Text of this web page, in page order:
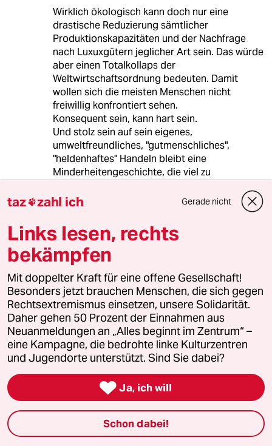
Wirklich ökologisch kann doch nur eine
drastische Reduzierung sämtlicher
Produktionskapazitäten und der Nachfrage
nach Luxuxgütern jeglicher Art sein. Das würde
aber einen Totalkollaps der
Weltwirtschaftsordnung bedeuten. Damit
wollen sich die meisten Menschen nicht
freiwillig konfrontiert sehen.
Konsequent sein, kann hart sein.
Und stolz sein auf sein eigenes,
umweltfreundliches, "gutmenschliches",
"heldenhaftes" Handeln bleibt eine
Minderheitengeschichte, die viel zu
das nur mit, wenn es sonst zu teuer oder zu
Wir würden doch in Deutschland bei einer
demokratischen Abstimmung keine Mehrheit
bekommen, wenn es darum ginge, vollständig
auf`s Auto zu verzichten, auch wenn dann alle
Fahrten mit öffentlichen Verkehrsmitteln
kostenlos wären...
P Philip
20.02.2009,22:18 Uhr
die abwrackprämie als konjunkturprogramm is
ja auch in so fern n schuß in den ofen, als dass
jetzt jede menge kleinwagen gekauft werden,
die im ausland gefertigt werden .....
taz zahl ich Gerade nicht
Links lesen, rechts
bekämpfen
Mit doppelter Kraft für eine offene Gesellschaft!
Besonders jetzt brauchen Menschen, die sich gegen
Rechtsextremismus einsetzen, unsere Solidarität.
Daher gehen 50 Prozent der Einnahmen aus
Neuanmeldungen an „Alles beginnt im Zentrum“ –
eine Kampagne, die bedrohte linke Kulturzentren
und Jugendorte unterstützt. Sind Sie dabei?
 Ja, ich will
Schon dabei!